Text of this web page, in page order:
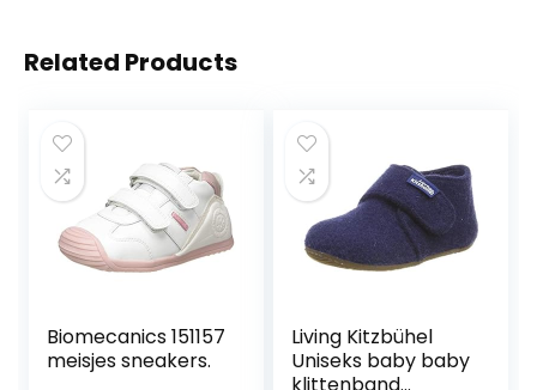
Related Products
Biomecanics 151157
meisjes sneakers.
Living Kitzbühel
Uniseks baby baby